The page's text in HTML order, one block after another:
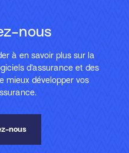
nous
à en savoir plus sur la
d’assurance et des
mieux développer vos
nous